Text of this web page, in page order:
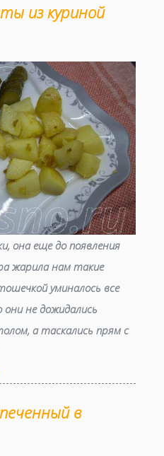
из куриной
она еще до появления
жарила нам такие
уминалось все
не дожидались
а таскались прям с
в